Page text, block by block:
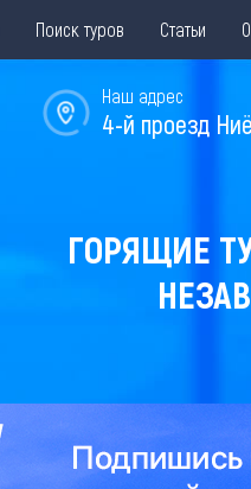
Поиск туров Статьи
Наш адрес
4-й проезд
ГОРЯЩИЕ